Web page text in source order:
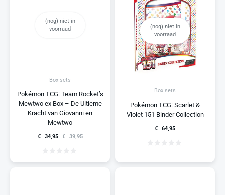
(nog) niet in
voorraad
Box sets
Pokémon TCG: Team Rocket’s
Mewtwo ex Box – De Ultieme
Kracht van Giovanni en
Mewtwo
€ 39,95
€ 34,95
(nog) niet in
voorraad
Box sets
Pokémon TCG: Scarlet &
Violet 151 Binder Collection
€ 64,95